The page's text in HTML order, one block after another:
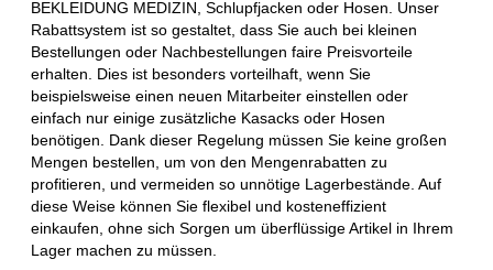
BEKLEIDUNG MEDIZIN, Schlupfjacken oder Hosen. Unser
Rabattsystem ist so gestaltet, dass Sie auch bei kleinen
Bestellungen oder Nachbestellungen faire Preisvorteile
erhalten. Dies ist besonders vorteilhaft, wenn Sie
beispielsweise einen neuen Mitarbeiter einstellen oder
einfach nur einige zusätzliche Kasacks oder Hosen
benötigen. Dank dieser Regelung müssen Sie keine großen
Mengen bestellen, um von den Mengenrabatten zu
profitieren, und vermeiden so unnötige Lagerbestände. Auf
diese Weise können Sie flexibel und kosteneffizient
einkaufen, ohne sich Sorgen um überflüssige Artikel in Ihrem
Lager machen zu müssen.